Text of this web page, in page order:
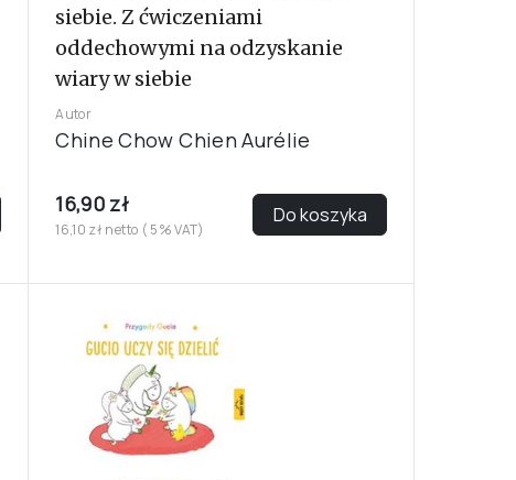
siebie. Z ćwiczeniami
oddechowymi na odzyskanie
wiary w siebie
Autor
Chine Chow Chien Aurélie
16,90 zł
16,10 zł netto ( 5% VAT)
Do koszyka